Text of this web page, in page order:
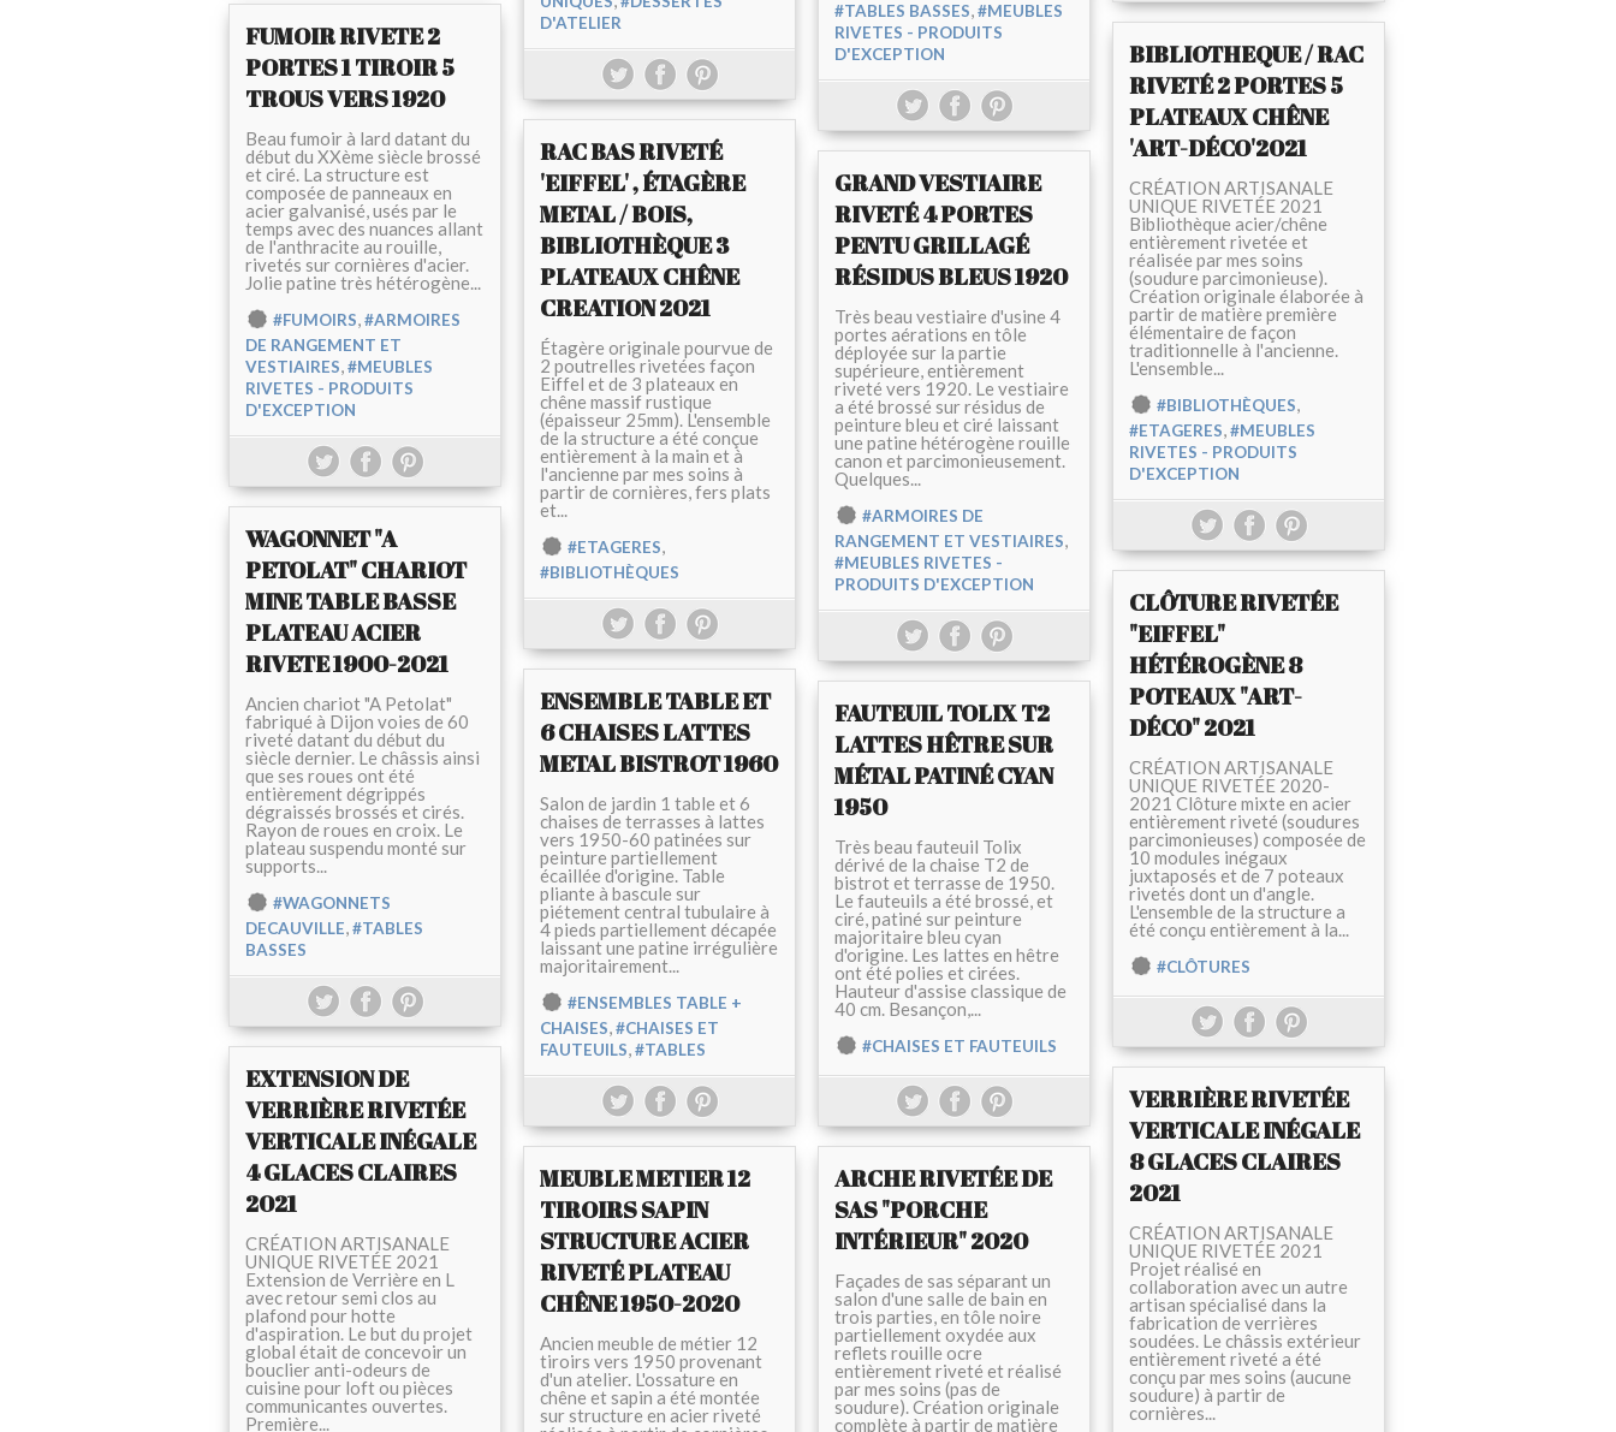
#TABLES BASSES,#MEUBLES
RIVETES - PRODUITS
D'EXCEPTION
D'ATELIER
FUMOIR RIVETE 2
PORTES 1 TIROIR 5
TROUS VERS 1920
Beau fumoir à lard datant du
début du XXème siècle brossé
et ciré. La structure est
composée de panneaux en
acier galvanisé, usés par le
temps avec des nuances allant
de l'anthracite au rouille,
rivetés sur cornières d'acier.
Jolie patine très hétérogène...
#FUMOIRS,#ARMOIRES
DE RANGEMENT ET
VESTIAIRES,#MEUBLES
RIVETES - PRODUITS
D'EXCEPTION
BIBLIOTHEQUE / RAC
RIVETÉ 2 PORTES 5
PLATEAUX CHÊNE
'ART-DÉCO'2021
CRÉATION ARTISANALE
UNIQUE RIVETÉE 2021
Bibliothèque acier/chêne
entièrement rivetée et
réalisée par mes soins
(soudure parcimonieuse).
Création originale élaborée à
partir de matière première
élémentaire de façon
traditionnelle à l'ancienne.
L'ensemble...
#BIBLIOTHÈQUES,
#ETAGERES,#MEUBLES
RIVETES - PRODUITS
D'EXCEPTION
RAC BAS RIVETÉ
'EIFFEL' , ÉTAGÈRE
METAL / BOIS,
BIBLIOTHÈQUE 3
PLATEAUX CHÊNE
CREATION 2021
Étagère originale pourvue de
2 poutrelles rivetées façon
Eiffel et de 3 plateaux en
chêne massif rustique
(épaisseur 25mm). L'ensemble
de la structure a été conçue
entièrement à la main et à
l'ancienne par mes soins à
partir de cornières, fers plats
et...
#ETAGERES,
#BIBLIOTHÈQUES
GRAND VESTIAIRE
RIVETÉ 4 PORTES
PENTU GRILLAGÉ
RÉSIDUS BLEUS 1920
Très beau vestiaire d'usine 4
portes aérations en tôle
déployée sur la partie
supérieure, entièrement
riveté vers 1920. Le vestiaire
a été brossé sur résidus de
peinture bleu et ciré laissant
une patine hétérogène rouille
canon et parcimonieusement.
Quelques...
#ARMOIRES DE
RANGEMENT ET VESTIAIRES,
#MEUBLES RIVETES -
PRODUITS D'EXCEPTION
WAGONNET "A
PETOLAT" CHARIOT
MINE TABLE BASSE
PLATEAU ACIER
RIVETE 1900-2021
Ancien chariot "A Petolat"
fabriqué à Dijon voies de 60
riveté datant du début du
siècle dernier. Le châssis ainsi
que ses roues ont été
entièrement dégrippés
dégraissés brossés et cirés.
Rayon de roues en croix. Le
plateau suspendu monté sur
supports...
#WAGONNETS
DECAUVILLE,#TABLES
BASSES
CLÔTURE RIVETÉE
"EIFFEL"
HÉTÉROGÈNE 8
POTEAUX "ART-
DÉCO" 2021
CRÉATION ARTISANALE
UNIQUE RIVETÉE 2020-
2021 Clôture mixte en acier
entièrement riveté (soudures
parcimonieuses) composée de
10 modules inégaux
juxtaposés et de 7 poteaux
rivetés dont un d'angle.
L'ensemble de la structure a
été conçu entièrement à la...
#CLÔTURES
ENSEMBLE TABLE ET
6 CHAISES LATTES
METAL BISTROT 1960
Salon de jardin 1 table et 6
chaises de terrasses à lattes
vers 1950-60 patinées sur
peinture partiellement
écaillée d'origine. Table
pliante à bascule sur
piétement central tubulaire à
4 pieds partiellement décapée
laissant une patine irrégulière
majoritairement...
#ENSEMBLES TABLE +
CHAISES,#CHAISES ET
FAUTEUILS,#TABLES
FAUTEUIL TOLIX T2
LATTES HÊTRE SUR
MÉTAL PATINÉ CYAN
1950
Très beau fauteuil Tolix
dérivé de la chaise T2 de
bistrot et terrasse de 1950.
Le fauteuils a été brossé, et
ciré, patiné sur peinture
majoritaire bleu cyan
d'origine. Les lattes en hêtre
ont été polies et cirées.
Hauteur d'assise classique de
40 cm. Besançon,...
#CHAISES ET FAUTEUILS
EXTENSION DE
VERRIÈRE RIVETÉE
VERTICALE INÉGALE
4 GLACES CLAIRES
2021
CRÉATION ARTISANALE
UNIQUE RIVETÉE 2021
Extension de Verrière en L
avec retour semi clos au
plafond pour hotte
d'aspiration. Le but du projet
global était de concevoir un
bouclier anti-odeurs de
cuisine pour loft ou pièces
communicantes ouvertes.
Première...
VERRIÈRE RIVETÉE
VERTICALE INÉGALE
8 GLACES CLAIRES
2021
CRÉATION ARTISANALE
UNIQUE RIVETÉE 2021
Projet réalisé en
collaboration avec un autre
artisan spécialisé dans la
fabrication de verrières
soudées. Le châssis extérieur
entièrement riveté a été
conçu par mes soins (aucune
soudure) à partir de
cornières...
MEUBLE METIER 12
TIROIRS SAPIN
STRUCTURE ACIER
RIVETÉ PLATEAU
CHÊNE 1950-2020
Ancien meuble de métier 12
tiroirs vers 1950 provenant
d'un atelier. L'ossature en
chêne et sapin a été montée
sur structure en acier riveté
ARCHE RIVETÉE DE
SAS "PORCHE
INTÉRIEUR" 2020
Façades de sas séparant un
salon d'une salle de bain en
trois parties, en tôle noire
partiellement oxydée aux
reflets rouille ocre
entièrement riveté et réalisé
par mes soins (pas de
soudure). Création originale
complète à partir de matière